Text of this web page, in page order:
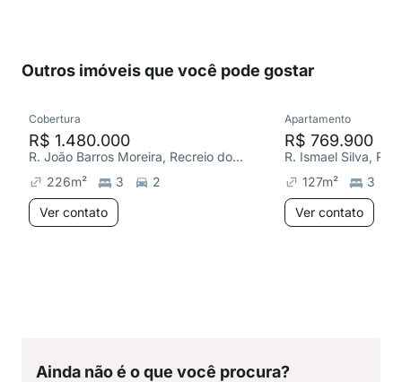
Outros imóveis que você pode gostar
Cobertura
R$ 1.480.000
R. João Barros Moreira, Recreio dos Bandeirantes
226m² 3
2
Ver contato
Apartamento
R$ 769.900
127m²
3
Ver contato
Ainda não é o que você procura?